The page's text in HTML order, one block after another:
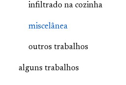
infiltrado na cozinha
miscelânea
outros trabalhos
alguns trabalhos